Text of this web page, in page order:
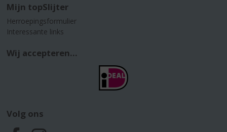
Mijn topSlijter
Herroepingsformulier
Interessante links
Wij accepteren...
Volg ons